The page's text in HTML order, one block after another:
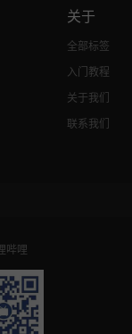
关于
全部标签
入门教程
关于我们
联系我们
哔哩